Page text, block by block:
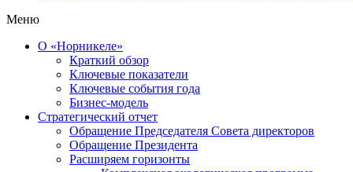
Меню
О «Норникеле»
Краткий обзор
Ключевые показатели
Ключевые события года
Бизнес-модель
Стратегический отчет
Обращение Председателя Совета директоров
Обращение Президента
Расширяем горизонты